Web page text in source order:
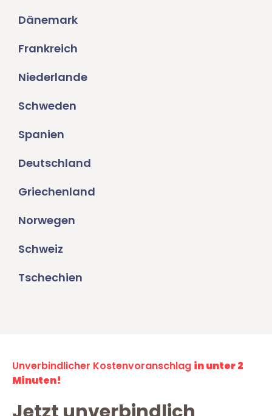
Dänemark
Frankreich
Niederlande
Schweden
Spanien
Deutschland
Griechenland
Norwegen
Schweiz
Tschechien
Unverbindlicher Kostenvoranschlag in unter 2
Minuten!